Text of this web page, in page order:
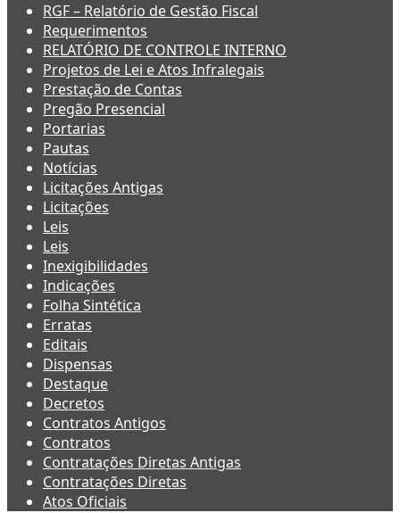
RGF – Relatório de Gestão Fiscal
Requerimentos
RELATÓRIO DE CONTROLE INTERNO
Projetos de Lei e Atos Infralegais
Prestação de Contas
Pregão Presencial
Portarias
Pautas
Notícias
Licitações Antigas
Licitações
Leis
Leis
Inexigibilidades
Indicações
Folha Sintética
Erratas
Editais
Dispensas
Destaque
Decretos
Contratos Antigos
Contratos
Contratações Diretas Antigas
Contratações Diretas
Atos Oficiais